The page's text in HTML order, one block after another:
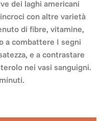
dei laghi americani
con altre varietà
di fibre, vitamine,
a combattere I segni
e a contrastare
nei vasi sanguigni.